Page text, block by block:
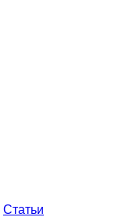
Статьи